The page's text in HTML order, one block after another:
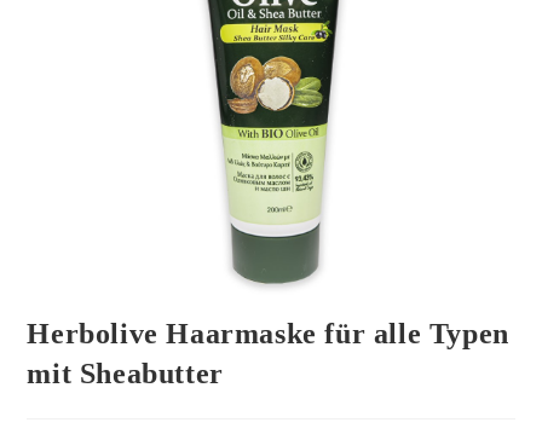
Herbolive Haarmaske für alle Typen
mit Sheabutter